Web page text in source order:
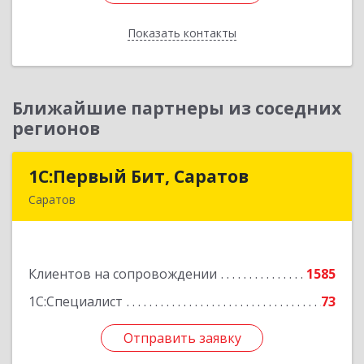
Показать контакты
Назад
Ближайшие партнеры из соседних
регионов
1С:Первый Бит, Саратов
Саратов
Клиентов на сопровождении
1585
1С:Специалист
73
Отправить заявку
1С:Первый Бит, Саратов
Подробнее
Отправить заявку